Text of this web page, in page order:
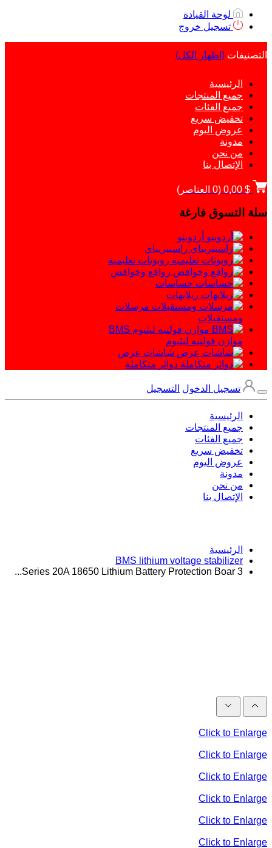
لوحة القيادة
تسجيل خروج
التصنيفات (اظهار الكل)
الرئيسية
جميع المنتجات
جميع الفئات
تخفيض سريع
عروض اليوم
مدونة
من نحن
الإتصال بنا
$ 0,00
(
0 العناصر)
سلة التسوق فارغة
أردوينو
راسبيريباي
روبوتات تعليمية
روافع وخوافض
حساسات
ريلايهات
مرسلات
ومستقبلات
BMS
موازن فولتيه ليثيوم
شاشات عرض
دوائر متكاملة
تسجيل الدخول التسجيل
الرئيسية
جميع المنتجات
جميع الفئات
تخفيض سريع
عروض اليوم
مدونة
من نحن
الإتصال بنا
الرئيسية
BMS lithium voltage stabilizer
3 Series 20A 18650 Lithium Battery Protection Boar...
Click to Enlarge
Click to Enlarge
Click to Enlarge
Click to Enlarge
Click to Enlarge
Click to Enlarge